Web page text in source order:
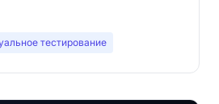
тестирование